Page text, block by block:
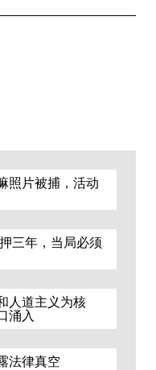
照片被捕，活动
三年，当局必须
人道主义为核
涌入
法律真空